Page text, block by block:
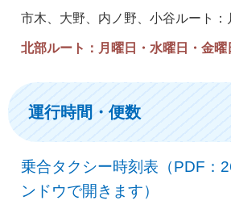
市木、大野、内ノ野、小谷ルート：
北部ルート：月曜日・水曜日・金曜
運行時間・便数
乗合タクシー時刻表（PDF：
ンドウで開きます）